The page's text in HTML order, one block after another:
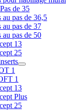
de 35
au pas de 36,5
au pas de 37
au pas de 50
13
25
1
1
13
Plus
25